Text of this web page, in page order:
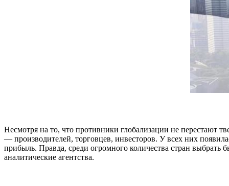
Несмотря на то, что противники глобализации не перестают
— производителей, торговцев, инвесторов. У всех них
прибыль. Правда, среди огромного количества стран выбрать
аналитические агентства.